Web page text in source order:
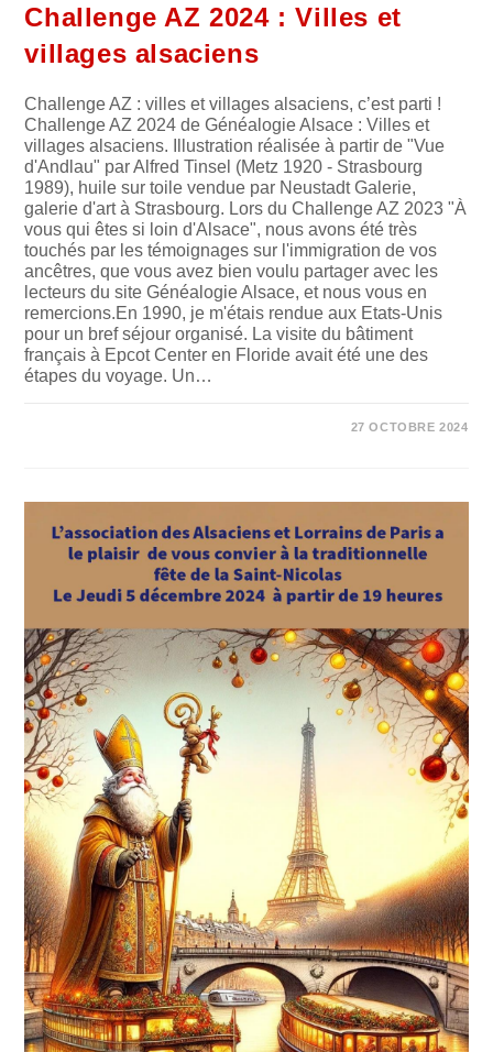
Challenge AZ 2024 : Villes et
villages alsaciens
Challenge AZ : villes et villages alsaciens, c’est parti !
Challenge AZ 2024 de Généalogie Alsace : Villes et
villages alsaciens. Illustration réalisée à partir de "Vue
d'Andlau" par Alfred Tinsel (Metz 1920 - Strasbourg
1989), huile sur toile vendue par Neustadt Galerie,
galerie d'art à Strasbourg. Lors du Challenge AZ 2023 "À
vous qui êtes si loin d'Alsace", nous avons été très
touchés par les témoignages sur l'immigration de vos
ancêtres, que vous avez bien voulu partager avec les
lecteurs du site Généalogie Alsace, et nous vous en
remercions.En 1990, je m'étais rendue aux Etats-Unis
pour un bref séjour organisé. La visite du bâtiment
français à Epcot Center en Floride avait été une des
étapes du voyage. Un…
VILLES
VILLAGES
ALSACIENS
27 OCTOBRE 2024